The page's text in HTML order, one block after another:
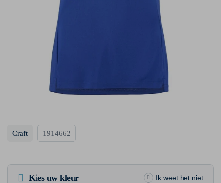
Craft 1914662
Kies uw kleur Ik weet het niet